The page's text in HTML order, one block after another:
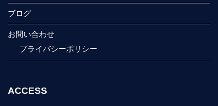
ブログ
お問い合わせ
プライバシーポリシー
ACCESS